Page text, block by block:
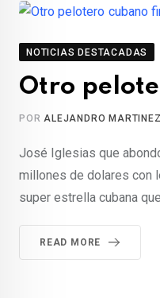
NOTICIAS DESTACADAS
Otro
PORALEJANDRO MARTINEZ
José Iglesias que
millones de dolares con
super estrella cubana
READ MORE